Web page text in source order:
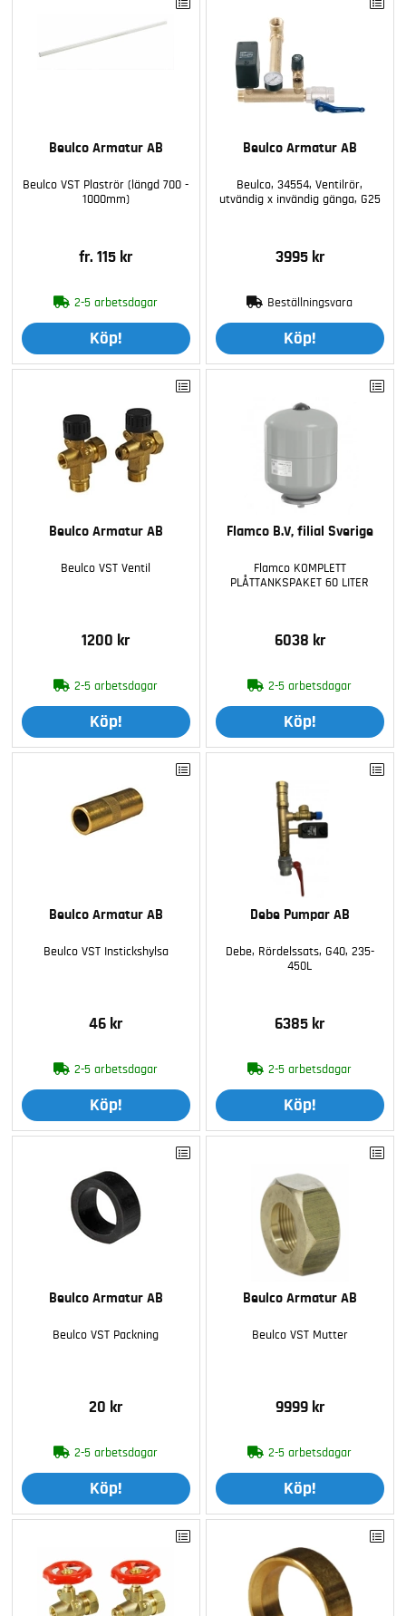
Beulco Armatur AB
Beulco VST Plaströr (längd 700 -
1000mm)
fr. 115 kr
2-5 arbetsdagar
Köp!
Beulco Armatur AB
Beulco, 34554, Ventilrör,
utvändig x invändig gänga, G25
3995 kr
Beställningsvara
Köp!
Beulco Armatur AB
Beulco VST Ventil
1200 kr
2-5 arbetsdagar
Köp!
Flamco B.V, filial Sverige
Flamco KOMPLETT
PLÅTTANKSPAKET 60 LITER
6038 kr
2-5 arbetsdagar
Köp!
Beulco Armatur AB
Beulco VST Instickshylsa
46 kr
2-5 arbetsdagar
Köp!
Debe Pumpar AB
Debe, Rördelssats, G40, 235-
450L
6385 kr
2-5 arbetsdagar
Köp!
Beulco Armatur AB
Beulco VST Packning
20 kr
2-5 arbetsdagar
Köp!
Beulco Armatur AB
Beulco VST Mutter
9999 kr
2-5 arbetsdagar
Köp!